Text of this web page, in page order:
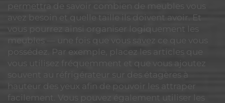
permettra de savoir combien de meubles vous
avez besoin et quelle taille ils doivent avoir. Et
vous pourrez ainsi organiser logiquement les
meubles — une fois que vous savez ce que vous
possédez. Par exemple, placez les articles que
vous utilisez fréquemment et que vous ajoutez
souvent au réfrigérateur sur des étagères à
hauteur des yeux afin de pouvoir les attraper
facilement. Vous pouvez également utiliser les